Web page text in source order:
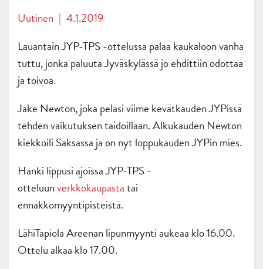
Uutinen | 4.1.2019
Lauantain JYP-TPS -ottelussa palaa kaukaloon vanha
tuttu, jonka paluuta Jyväskylässä jo ehdittiin odottaa
ja toivoa.
Jake Newton, joka pelasi viime kevätkauden JYPissä
tehden vaikutuksen taidoillaan. Alkukauden Newton
kiekkoili Saksassa ja on nyt loppukauden JYPin mies.
Hanki lippusi ajoissa JYP-TPS -
otteluunverkkokaupastatai
ennakkomyyntipisteistä.
LähiTapiola Areenan lipunmyynti aukeaa klo 16.00.
Ottelu alkaa klo 17.00.